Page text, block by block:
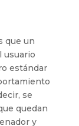
que un
usuario
estándar
se
quedan
y